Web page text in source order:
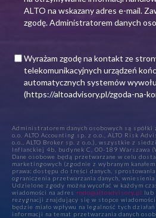
kontakt
mailowy
ALTO na wskazany adres e-mail.
zgodę. Administratorem danych
Zgoda na
kontakt
telefoniczny
*
Wyrażam zgodę na kontakt ze
telekomunikacyjnych urządzeń
automatycznych systemów
(https://altoadvisory.pl/zgoda-na-
Administratorem danych osobowych są spółki z
o.o. ALTO Accounting sp. z o.o., ALTO Risk
o.o., ALTO Broker sp. z o.o.), wszystkie z
Inflanckiej 4b, budynek C, 00-189 Warszawa
Dane osobowe będą przetwarzane w celu
marketingowych (zgodnie z wybranym
prawa: dostępu do treści danych, sprostowania
ograniczenia przetwarzania danych,
Udzielone zgody można wycofać w każdym
wiadomości na adres rodo@altoadvisory.pl lub
rezygnacji znajdujący się w stopce
będzie miało wpływu na legalność tych
informacji na temat przetwarzania danych